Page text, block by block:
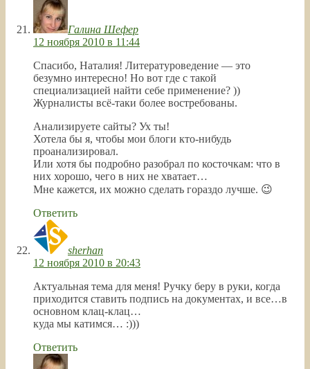
Галина Шефер
12 ноября 2010 в 11:44
Спасибо, Наталия! Литературоведение — это
безумно интересно! Но вот где с такой
специализацией найти себе применение? ))
Журналисты всё-таки более востребованы.
Анализируете сайты? Ух ты!
Хотела бы я, чтобы мои блоги кто-нибудь
проанализировал.
Или хотя бы подробно разобрал по косточкам: что в
них хорошо, чего в них не хватает…
Мне кажется, их можно сделать гораздо лучше. 😉
Ответить
sherhan
12 ноября 2010 в 20:43
Актуальная тема для меня! Ручку беру в руки, когда
приходится ставить подпись на документах, и все…в
основном клац-клац…
куда мы катимся… :)))
Ответить